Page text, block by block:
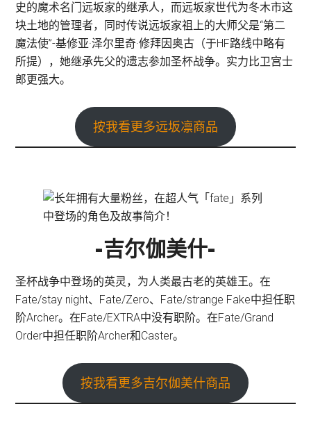
史的魔术名门远坂家的继承人，而远坂家世代为冬木市这
块土地的管理者，同时传说远坂家祖上的大师父是“第二
魔法使”-基修亚·泽尔里奇·修拜因奥古（于HF路线中略有
所提），她继承先父的遗志参加圣杯战争。实力比卫宫士
郎更强大。
按我看更多远坂凛商品
-吉尔伽美什-
圣杯战争中登场的英灵，为人类最古老的英雄王。在
Fate/stay night、Fate/Zero、Fate/strange Fake中担任职
阶Archer。在Fate/EXTRA中没有职阶。在Fate/Grand
Order中担任职阶Archer和Caster。
按我看更多吉尔伽美什商品